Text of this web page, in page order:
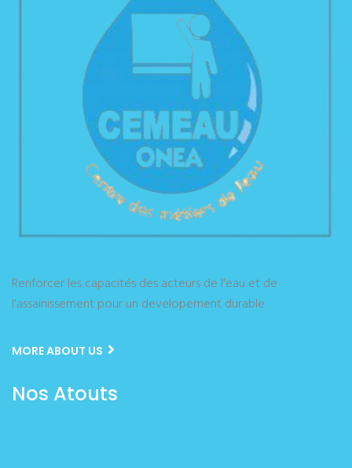
Renforcer les capacités des acteurs de l'eau et de
l'assainissement pour un developement durable
MORE ABOUT US
Nos Atouts